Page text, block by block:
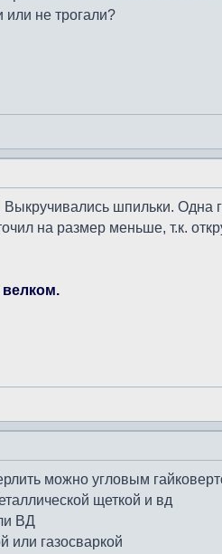
или не трогали?
Выкручивались шпильки.
на размер меньше, т.к.
велком.
можно угловым
щеткой и вд
ВД
или газосваркой